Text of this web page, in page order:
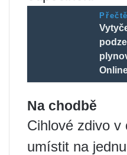
Na chodbě
Cihlové zdivo v
umístit na